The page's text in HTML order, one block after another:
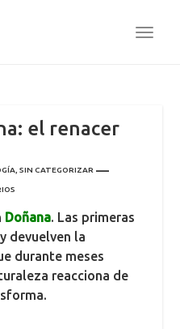
el renacer
SIN CATEGORIZAR
Doñana. Las primeras
devuelven la
durante meses
reacciona de